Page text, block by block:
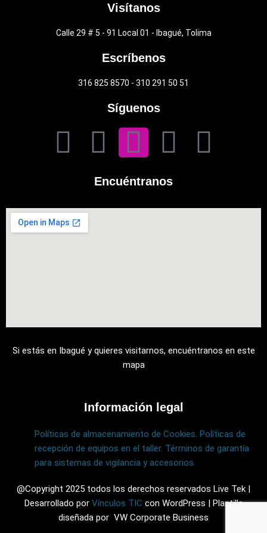
Visítanos
Calle 29 # 5 - 91 Local 01 - Ibagué, Tolima
Escríbenos
316 825 8570 - 310 291 50 51
Síguenos
F
c
e
o
k
T
w
i
r
I
n
s
r
a
m
L
i
n
i
n
Y
u
e
Encuéntranos
Si estás en Ibagué y quieres visitarnos, encuéntranos en este
mapa
Información legal
Políticas de almacenamiento de Cookies. Políticas de
recepción de equipos en el taller. Términos de garantía
para sistemas de vigilancia y accesorios.
@Copyright 2025 todos los derechos reservados Live Tek |
Desarrollado por Vínculos TIC con WordPress | Plantilla
diseñada por VW Corporate Business